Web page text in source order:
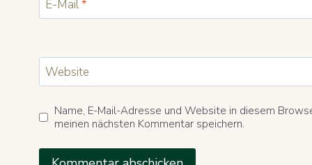
E-Mail*
Website
Name, E-Mail-Adresse und Website in diesem
meinen nächsten Kommentar speichern.